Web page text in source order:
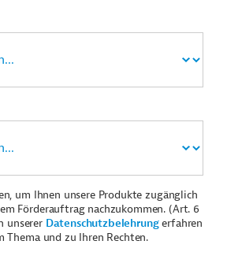
um Ihnen unsere Produkte zugänglich
Förderauftrag nachzukommen. (Art. 6
unserer Datenschutzbelehrungerfahren
Thema und zu Ihren Rechten.